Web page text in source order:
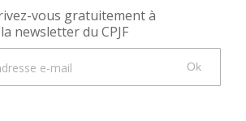
vous gratuitement à
la newsletter du CPJF
Ok